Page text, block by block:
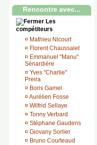
Rencontre avec...
Les
compétiteurs
¤ Mathieu Nicourt
¤ Florent Chaussalet
¤ Emmanuel "Manu"
Sénardière
¤ Yves "Charlie"
Preira
¤ Boris Gamel
¤ Aurélien Fosse
¤ Wilfrid Sellaye
¤ Tonny Verbard
¤ Stéphane Gaudens
¤ Giovany Sorlier
¤ Bruno Courteaud